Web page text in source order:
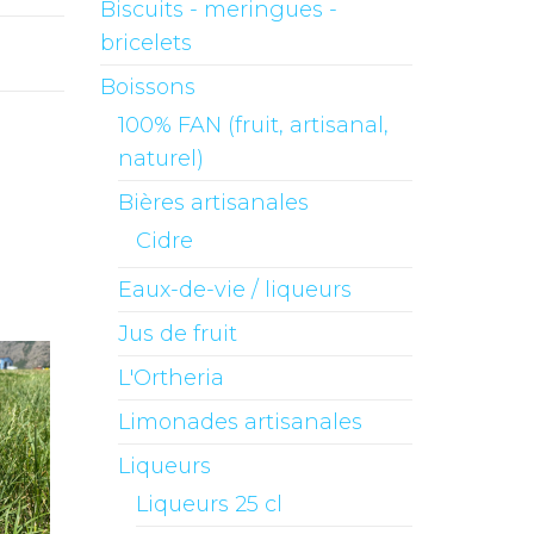
Biscuits - meringues -
bricelets
Boissons
100% FAN (fruit, artisanal,
naturel)
Bières artisanales
Cidre
Eaux-de-vie / liqueurs
Jus de fruit
L'Ortheria
Limonades artisanales
Liqueurs
Liqueurs 25 cl